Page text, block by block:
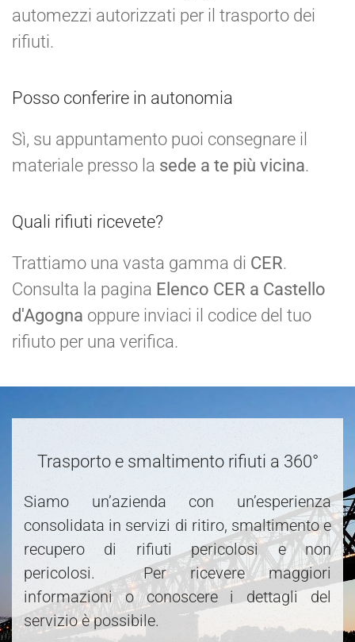
automezzi autorizzati per il trasporto dei
rifiuti.
Posso conferire in autonomia
Sì, su appuntamento puoi consegnare il
materiale presso la sede a te più vicina.
Quali rifiuti ricevete?
Trattiamo una vasta gamma di CER.
Consulta la pagina Elenco CER a Castello
d'Agogna oppure inviaci il codice del tuo
rifiuto per una verifica.
Trasporto e smaltimento rifiuti a 360°
Siamo un’azienda con un’esperienza
consolidata in servizi di ritiro, smaltimento e
recupero di rifiuti pericolosi e non
pericolosi. Per ricevere maggiori
informazioni o conoscere i dettagli del
servizio è possibile.